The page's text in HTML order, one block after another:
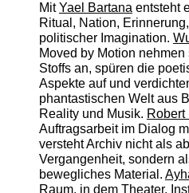
MitYael Bartanaentsteht
Ritual, Nation,
politischer Imagination.
Moved by Motion
Stoffs an, spüren die
Aspekte auf und
phantastischen Welt aus
Reality und Musik. Robert
Auftragsarbeit im Dialog
versteht Archiv nicht als
Vergangenheit, sondern
bewegliches Material.
Raum, in dem Theater,